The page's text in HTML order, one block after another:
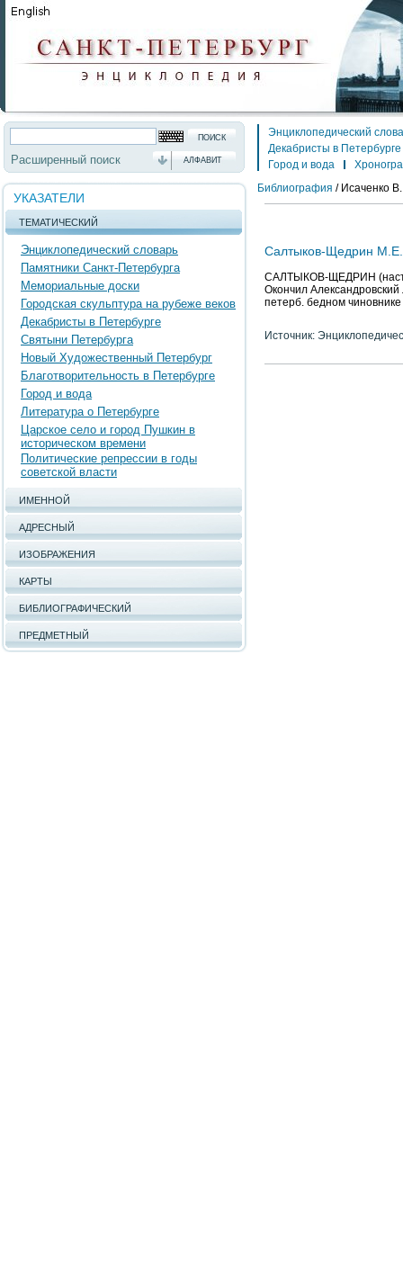
Расширенный поиск АЛФАВИТ
УКАЗАТЕЛИ
ТЕМАТИЧЕСКИЙ
Энциклопедический словарь
Памятники Санкт-Петербурга
Мемориальные доски
Городская скульптура на рубеже веков
Декабристы в Петербурге
Святыни Петербурга
Новый Художественный Петербург
Благотворительность в Петербурге
Город и вода
Литература о Петербурге
Царское село и город Пушкин в
историческом времени
Политические репрессии в годы
советской власти
ИМЕННОЙ
АДРЕСНЫЙ
ИЗОБРАЖЕНИЯ
КАРТЫ
БИБЛИОГРАФИЧЕСКИЙ
ПРЕДМЕТНЫЙ
Энциклопедический
Декабристы в Петербурге
Город и вода
Библиография / Исаченко
Салтыков-Щедрин М.Е.
САЛТЫКОВ-ЩЕДРИН (наст.
Окончил
петерб. бедном
Источник: